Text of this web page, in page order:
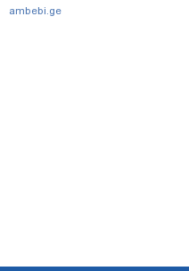
ბოლო ცნობები სეუტადან,
ambebi.ge